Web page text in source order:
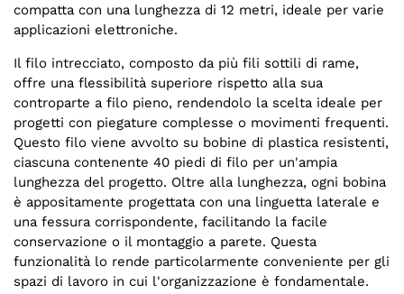
compatta con una lunghezza di 12 metri, ideale per varie
applicazioni elettroniche.
Il filo intrecciato, composto da più fili sottili di rame,
offre una flessibilità superiore rispetto alla sua
controparte a filo pieno, rendendolo la scelta ideale per
progetti con piegature complesse o movimenti frequenti.
Questo filo viene avvolto su bobine di plastica resistenti,
ciascuna contenente 40 piedi di filo per un'ampia
lunghezza del progetto. Oltre alla lunghezza, ogni bobina
è appositamente progettata con una linguetta laterale e
una fessura corrispondente, facilitando la facile
conservazione o il montaggio a parete. Questa
funzionalità lo rende particolarmente conveniente per gli
spazi di lavoro in cui l'organizzazione è fondamentale.